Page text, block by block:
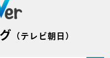
（テレビ朝日）